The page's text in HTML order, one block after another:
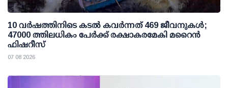
10 വര്‍ഷത്തിനിടെ കടല്‍ കവര്‍ന്നത് 469 ജീവനുകള്‍;
47000 ത്തിലധികം പേര്‍ക്ക് രക്ഷാകരമേകി മറൈന്‍
ഫിഷറീസ്
07 08 2026